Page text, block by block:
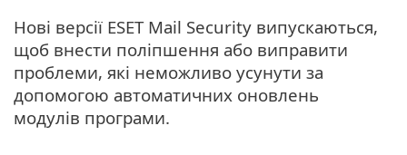
Нові версії ESET Mail Security випускаються,
щоб внести поліпшення або виправити
проблеми, які неможливо усунути за
допомогою автоматичних оновлень
модулів програми.